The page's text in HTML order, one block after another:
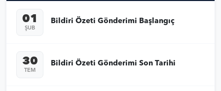
01
ŞUB
Bildiri Özeti Gönderimi Başlangıç
30
TEM
Bildiri Özeti Gönderimi Son Tarihi